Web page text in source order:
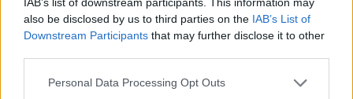
also be disclosed by us to third parties on the IAB’s List of
Downstream Participants that may further disclose it to other
Please note that this website/app uses one or more Google
Personal Data Processing Opt Outs